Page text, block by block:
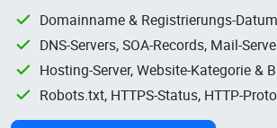
Domainname & Registrierungs-Datum
DNS-Servers, SOA-Records, Mail-
Hosting-Server, Website-Kategorie &
Robots.txt, HTTPS-Status, HTTP-